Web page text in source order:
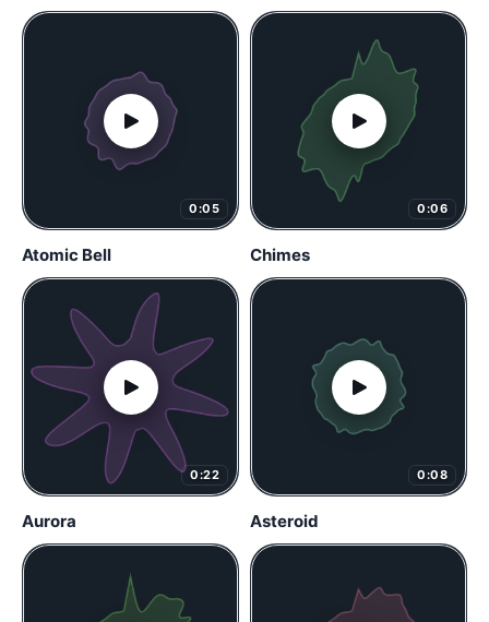
0:05
Atomic Bell
0:06
Chimes
0:22
Aurora
0:08
Asteroid